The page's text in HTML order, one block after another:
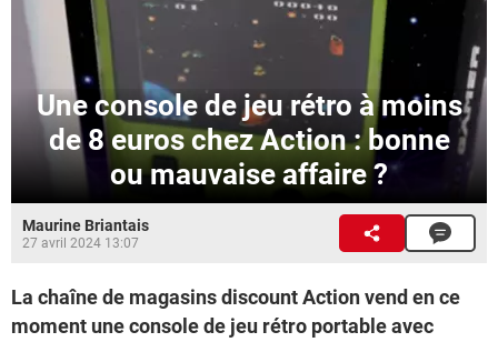
Une console de jeu rétro à moins
de 8 euros chez Action : bonne
ou mauvaise affaire ?
Maurine Briantais
27 avril 2024 13:07
La chaîne de magasins discount Action vend en ce
moment une console de jeu rétro portable avec